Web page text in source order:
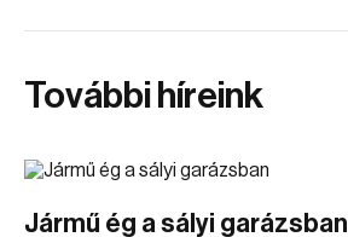
További híreink
Jármű ég a sályi garázsban